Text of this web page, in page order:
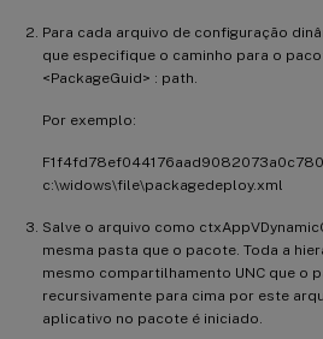
Para cada arquivo de configuração
que especifique o caminho para o
<PackageGuid> : path.
Por exemplo:
c:\widows\file\packagedeploy.xml
Salve o arquivo como
mesma pasta que o pacote. Toda a
mesmo compartilhamento UNC que o
recursivamente para cima por este
aplicativo no pacote é iniciado.